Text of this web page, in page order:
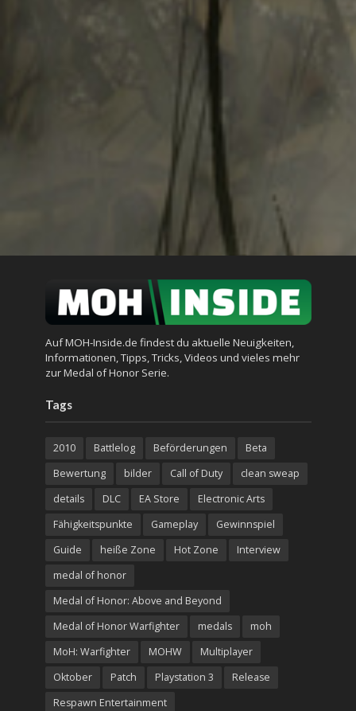
Auf MOH-Inside.de findest du aktuelle Neuigkeiten,
Informationen, Tipps, Tricks, Videos und vieles mehr
zur Medal of Honor Serie.
Tags
2010 Battlelog Beförderungen
Beta
Bewertung
bilder Call of Duty
clean sweap
details
DLC EA Store
Electronic Arts
Fähigkeitspunkte
Gameplay
Gewinnspiel
Guide
heiße Zone Hot Zone
Interview
medal of honor
Medal of Honor: Above and Beyond
Medal of Honor Warfighter
medals
moh
MoH: Warfighter
MOHW
Multiplayer
Oktober
Patch Playstation 3
Release
Respawn Entertainment